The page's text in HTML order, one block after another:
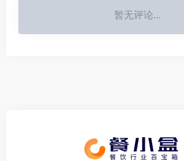
暂无评论...